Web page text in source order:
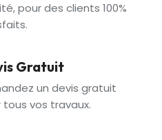
pour des clients 100%
Gratuit
un devis gratuit
tous vos travaux.